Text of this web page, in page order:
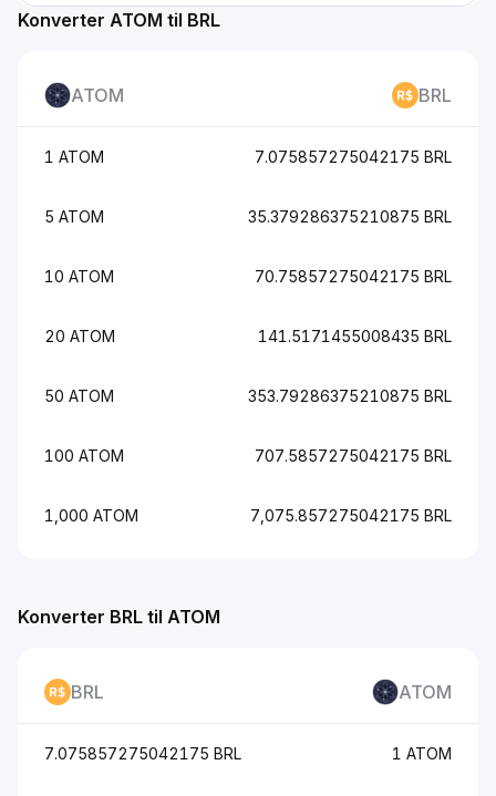
Konverter ATOM til BRL
ATOM BRL
1 ATOM 7.075857275042175 BRL
5 ATOM 35.379286375210875 BRL
10 ATOM 70.75857275042175 BRL
20 ATOM 141.5171455008435 BRL
50 ATOM 353.79286375210875 BRL
100 ATOM 707.5857275042175 BRL
1,000 ATOM 7,075.857275042175 BRL
Konverter BRL til ATOM
BRL ATOM
7.075857275042175 BRL 1 ATOM